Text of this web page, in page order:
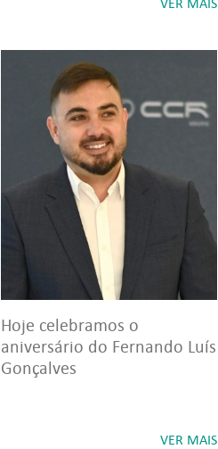
Hoje celebramos o
aniversário do Fernando Luís
Gonçalves
VER MAIS